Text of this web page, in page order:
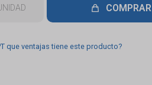
COMPRAR
que ventajas tiene este producto?